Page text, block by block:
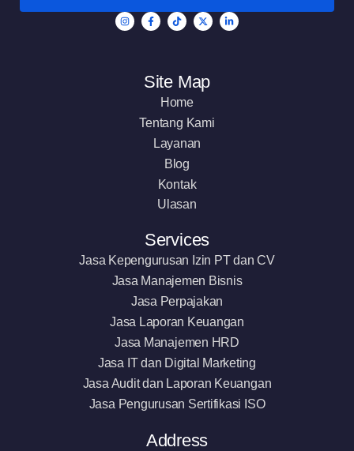
Site Map
Home
Tentang Kami
Layanan
Blog
Kontak
Ulasan
Services
Jasa Kepengurusan Izin PT dan CV
Jasa Manajemen Bisnis
Jasa Perpajakan
Jasa Laporan Keuangan
Jasa Manajemen HRD
Jasa IT dan Digital Marketing
Jasa Audit dan Laporan Keuangan
Jasa Pengurusan Sertifikasi ISO
Address